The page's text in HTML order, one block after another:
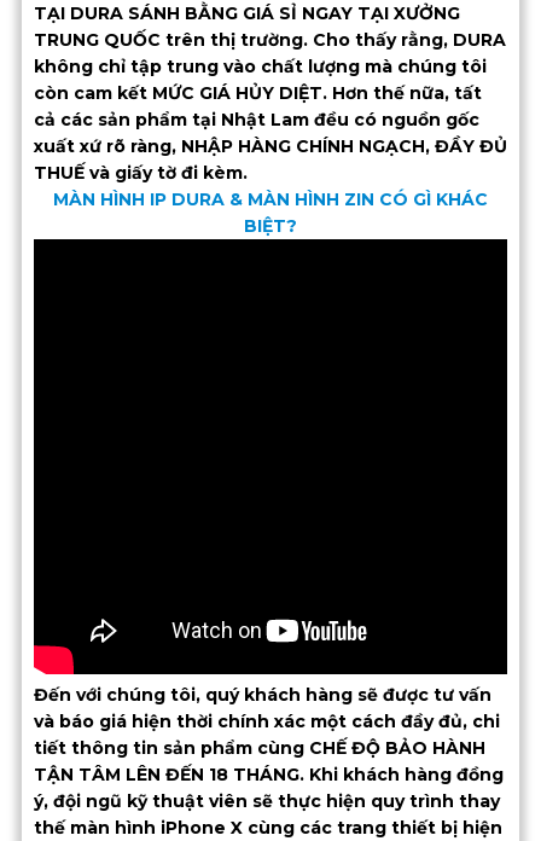
TẠI DURA SÁNH BẰNG GIÁ SỈ NGAY TẠI XƯỞNG
TRUNG QUỐC trên thị trường. Cho thấy rằng, DURA
không chỉ tập trung vào chất lượng mà chúng tôi
còn cam kết MỨC GIÁ HỦY DIỆT. Hơn thế nữa, tất
cả các sản phẩm tại Nhật Lam đều có nguồn gốc
xuất xứ rõ ràng, NHẬP HÀNG CHÍNH NGẠCH, ĐẦY ĐỦ
THUẾ và giấy tờ đi kèm.
MÀN HÌNH IP DURA & MÀN HÌNH ZIN CÓ GÌ KHÁC
BIỆT?
Đến với chúng tôi, quý khách hàng sẽ được tư vấn
và báo giá hiện thời chính xác một cách đầy đủ, chi
tiết thông tin sản phẩm cùng CHẾ ĐỘ BẢO HÀNH
TẬN TÂM LÊN ĐẾN 18 THÁNG. Khi khách hàng đồng
ý, đội ngũ kỹ thuật viên sẽ thực hiện quy trình thay
thế màn hình iPhone X cùng các trang thiết bị hiện